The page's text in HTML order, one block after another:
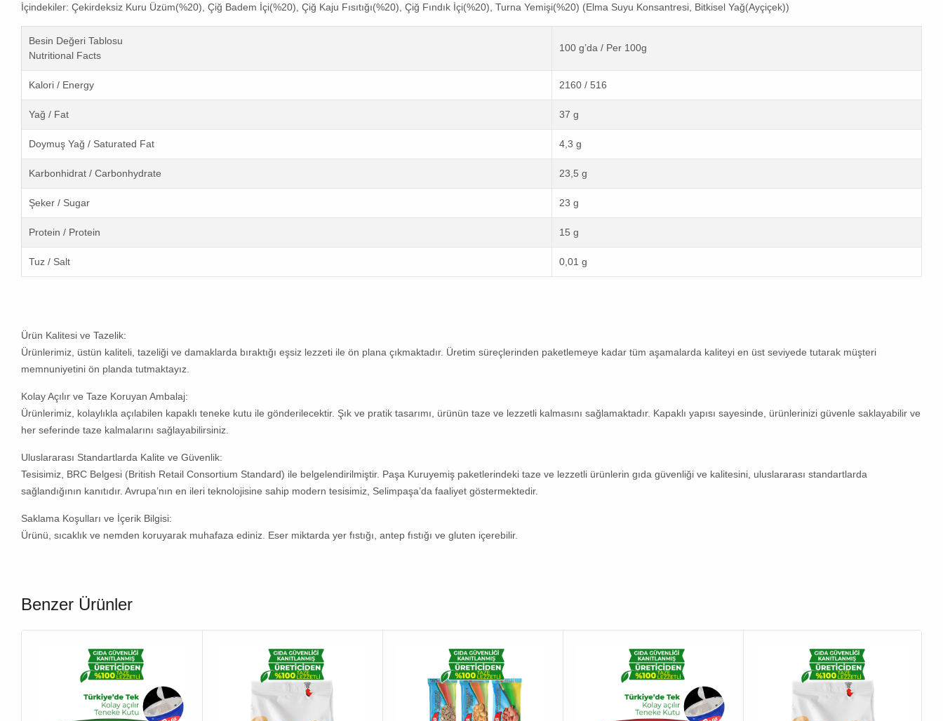
İçindekiler: Çekirdeksiz Kuru Üzüm(%20), Çiğ Badem İçi(%20), Çiğ Kaju Fısıtığı(%20), Çiğ Fındık İçi(%20), Turna Yemişi(%20) (Elma Suyu Konsantresi, Bitkisel Yağ(Ayçiçek))
Besin Değeri Tablosu
Nutritional Facts
100 g’da / Per 100g
Kalori / Energy 2160 / 516
Yağ / Fat 37 g
Doymuş Yağ / Saturated Fat 4,3 g
Karbonhidrat / Carbonhydrate 23,5 g
Şeker / Sugar 23 g
Protein / Protein 15 g
Tuz / Salt 0,01 g
Ürün Kalitesi ve Tazelik:
Ürünlerimiz, üstün kaliteli, tazeliği ve damaklarda bıraktığı eşsiz lezzeti ile ön plana çıkmaktadır. Üretim süreçlerinden paketlemeye kadar tüm aşamalarda kaliteyi en üst seviyede tutarak müşteri
memnuniyetini ön planda tutmaktayız.
Kolay Açılır ve Taze Koruyan Ambalaj:
Ürünlerimiz, kolaylıkla açılabilen kapaklı teneke kutu ile gönderilecektir. Şık ve pratik tasarımı, ürünün taze ve lezzetli kalmasını sağlamaktadır. Kapaklı yapısı sayesinde, ürünlerinizi güvenle saklayabilir ve
her seferinde taze kalmalarını sağlayabilirsiniz.
Uluslararası Standartlarda Kalite ve Güvenlik:
Tesisimiz, BRC Belgesi (British Retail Consortium Standard) ile belgelendirilmiştir. Paşa Kuruyemiş paketlerindeki taze ve lezzetli ürünlerin gıda güvenliği ve kalitesini, uluslararası standartlarda
sağlandığının kanıtıdır. Avrupa’nın en ileri teknolojisine sahip modern tesisimiz, Selimpaşa’da faaliyet göstermektedir.
Saklama Koşulları ve İçerik Bilgisi:
Ürünü, sıcaklık ve nemden koruyarak muhafaza ediniz. Eser miktarda yer fıstığı, antep fıstığı ve gluten içerebilir.
Benzer Ürünler